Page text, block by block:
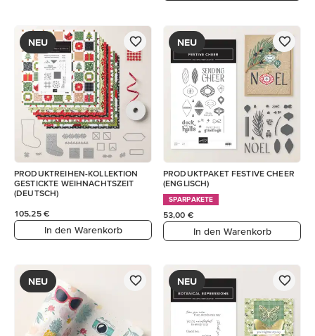
NEU
PRODUKTREIHEN-KOLLEKTION
GESTICKTE WEIHNACHTSZEIT
(DEUTSCH)
105,25 €
In den Warenkorb
NEU
PRODUKTPAKET FESTIVE CHEER
(ENGLISCH)
SPARPAKETE
53,00 €
In den Warenkorb
NEU NEU